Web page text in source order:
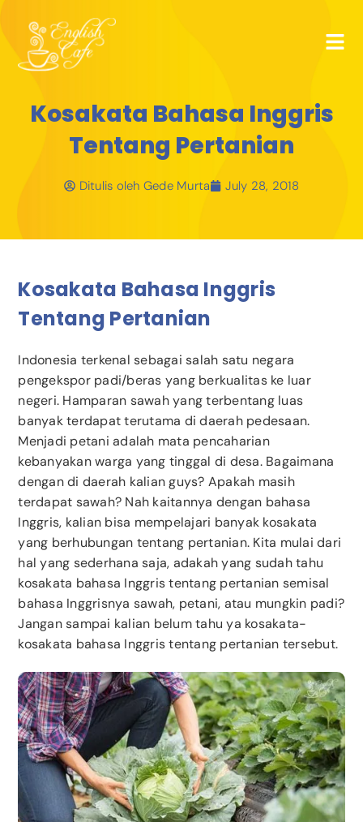
Kosakata Bahasa Inggris
Tentang Pertanian
Ditulis oleh Gede Murta July 28, 2018
Kosakata Bahasa Inggris
Tentang Pertanian
Indonesia terkenal sebagai salah satu negara
pengekspor padi/beras yang berkualitas ke luar
negeri. Hamparan sawah yang terbentang luas
banyak terdapat terutama di daerah pedesaan.
Menjadi petani adalah mata pencaharian
kebanyakan warga yang tinggal di desa. Bagaimana
dengan di daerah kalian guys? Apakah masih
terdapat sawah? Nah kaitannya dengan bahasa
Inggris, kalian bisa mempelajari banyak kosakata
yang berhubungan tentang pertanian. Kita mulai dari
hal yang sederhana saja, adakah yang sudah tahu
kosakata bahasa Inggris tentang pertanian semisal
bahasa Inggrisnya sawah, petani, atau mungkin padi?
Jangan sampai kalian belum tahu ya kosakata-
kosakata bahasa Inggris tentang pertanian tersebut.